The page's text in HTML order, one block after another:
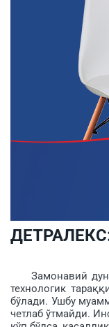
Замонавий дунё
технологик
бўлади. Ушбу
четлаб ўтмайди.